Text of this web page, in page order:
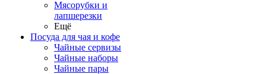
Мясорубки и
лапшерезки
Ещё
Посуда для чая и кофе
Чайные сервизы
Чайные наборы
Чайные пары